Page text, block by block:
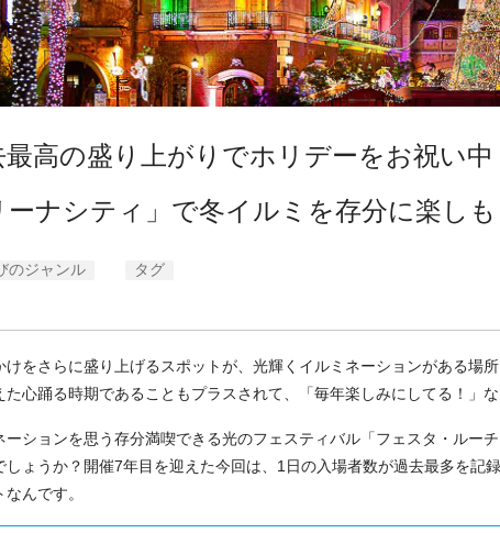
最高の盛り上がりでホリデーをお祝い
ーナシティ」で冬イルミを存分に楽しも
のジャンル タグ
けをさらに盛り上げるスポットが、光輝くイルミネーションがある場
た心踊る時期であることもプラスされて、「毎年楽しみにしてる！」な
ーションを思う存分満喫できる光のフェスティバル「フェスタ・ルー
しょうか？開催7年目を迎えた今回は、1日の入場者数が過去最多を記
んです。